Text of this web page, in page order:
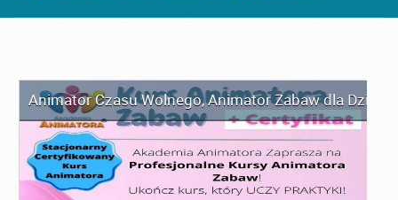
Animator Czasu Wolnego,Animator Zabaw dla Dzieci